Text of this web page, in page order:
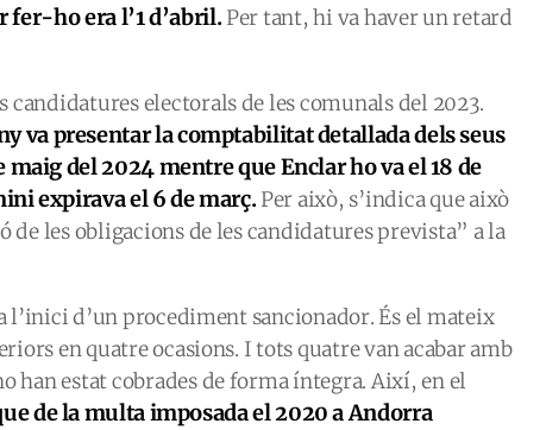
fer-ho era l’1 d’abril.Per tant, hi va haver un retard
candidatures electorals de les comunals del 2023.
va presentar la comptabilitat detallada dels seus
maig del 2024 mentre que Enclar ho va el 18 de
expirava el 6 de març.Per això, s’indica que això
les obligacions de les candidatures prevista” a la
l’inici d’un procediment sancionador. És el mateix
en quatre ocasions. I tots quatre van acabar amb
han estat cobrades de forma íntegra. Així, en el
de la multa imposada el 2020 a Andorra